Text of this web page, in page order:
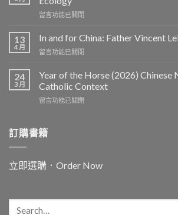
May
Day
Joseph
Worker〉
在
Way
the
Chinese
and
Paths
中
留言功能已關閉
13
4 月
In and for China: Father Vincent
在
and
China:
Father
中
留言功能已關閉
24
3 月
Year of the Horse (2026) Chinese
Catholic Context
在
the
Horse
Chinese
New
Catholic
Context〉
留言功能已關閉
訂購書籍
立即選購．Order Now